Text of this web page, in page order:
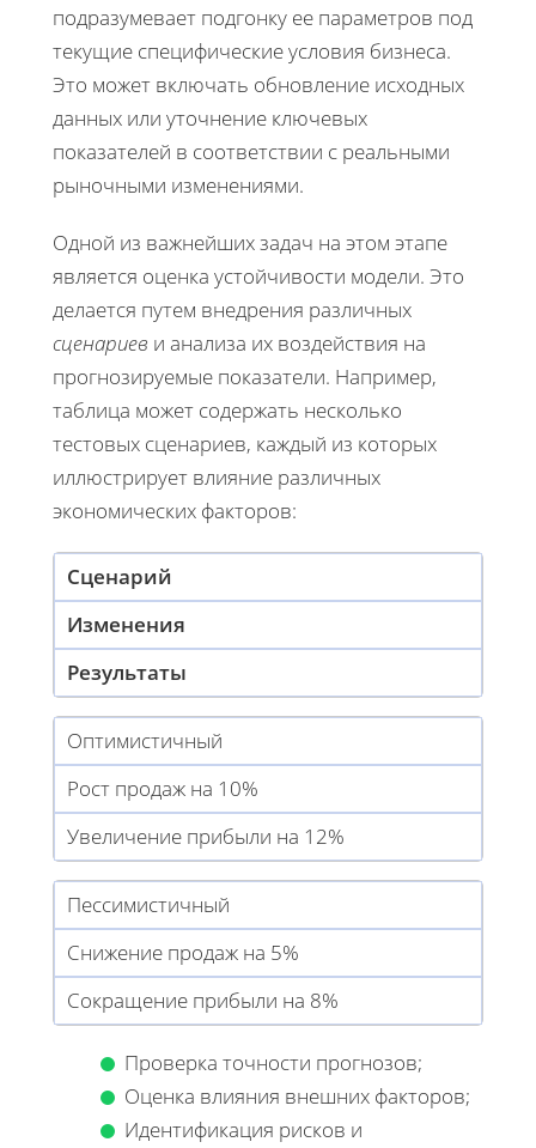
подразумевает подгонку ее параметров под
текущие специфические условия бизнеса.
Это может включать обновление исходных
данных или уточнение ключевых
показателей в соответствии с реальными
рыночными изменениями.
Одной из важнейших задач на этом этапе
является оценка устойчивости модели. Это
делается путем внедрения различных
сценариев и анализа их воздействия на
прогнозируемые показатели. Например,
таблица может содержать несколько
тестовых сценариев, каждый из которых
иллюстрирует влияние различных
экономических факторов:
Сценарий
Изменения
Результаты
Оптимистичный
Рост продаж на 10%
Увеличение прибыли на 12%
Пессимистичный
Снижение продаж на 5%
Сокращение прибыли на 8%
Проверка точности прогнозов;
Оценка влияния внешних факторов;
Идентификация рисков и